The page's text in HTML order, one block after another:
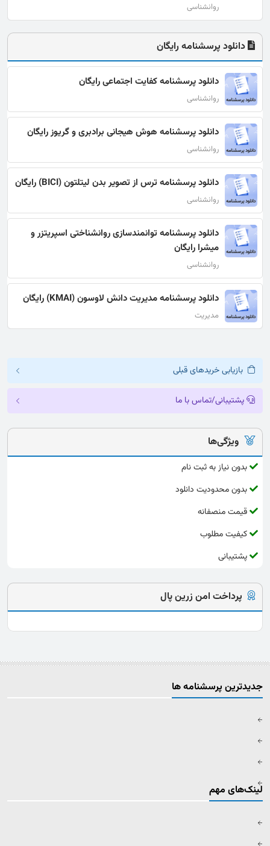
روانشناسی
دانلود پرسشنامه رایگان
دانلود پرسشنامه کفایت اجتماعی رایگان
روانشناسی
دانلود پرسشنامه هوش هیجانی برادبری و گریوز رایگان
روانشناسی
دانلود پرسشنامه ترس از تصویر بدن لیتلتون (BICI) رایگان
روانشناسی
دانلود پرسشنامه توانمندسازی روانشناختی اسپریتزر و
میشرا رایگان
روانشناسی
دانلود پرسشنامه مدیریت دانش لاوسون (KMAI) رایگان
مدیریت
بازیابی خریدهای قبلی
پشتیبانی/تماس با ما
ویژگی‌ها
بدون نیاز به ثبت نام
بدون محدودیت دانلود
قیمت منصفانه
کیفیت مطلوب
پشتیبانی
پرداخت امن زرین پال
جدیدترین پرسشنامه ها
لینک‌های مهم